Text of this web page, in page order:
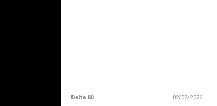
Delta 80 02/08/2026